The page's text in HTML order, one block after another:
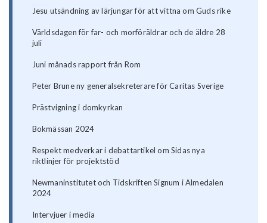
Jesu utsändning av lärjungar för att vittna om Guds rike
Världsdagen för far- och morföräldrar och de äldre 28
juli
Juni månads rapport från Rom
Peter Brune ny generalsekreterare för Caritas Sverige
Prästvigning i domkyrkan
Bokmässan 2024
Respekt medverkar i debattartikel om Sidas nya
riktlinjer för projektstöd
Newmaninstitutet och Tidskriften Signum i Almedalen
2024
Intervjuer i media